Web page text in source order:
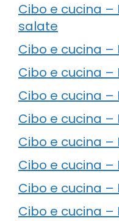
Cibo e cucina
salate
Cibo e cucina
Cibo e cucina –
Cibo e cucina
Cibo e cucina –
Cibo e cucina
Cibo e cucina
Cibo e cucina
Cibo e cucina –